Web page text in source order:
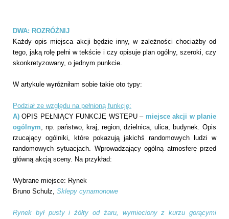
DWA: ROZRÓŻNIJ
Każdy opis miejsca akcji będzie inny, w zależności chociażby od
tego, jaką rolę pełni w tekście i czy opisuje plan ogólny, szeroki, czy
skonkretyzowany, o jednym punkcie.
W artykule wyróżniłam sobie takie oto typy:
Podział ze względu na pełnioną funkcję:
A) OPIS PEŁNIĄCY FUNKCJĘ WSTĘPU – miejsce akcji w planie
ogólnym, np. państwo, kraj, region, dzielnica, ulica, budynek. Opis
rzucający ogólniki, które pokazują jakichś randomowych ludzi w
randomowych sytuacjach. Wprowadzający ogólną atmosferę przed
główną akcją sceny. Na przykład:
Wybrane miejsce: Rynek
Bruno Schulz, Sklepy cynamonowe
Rynek był pusty i żółty od żaru, wymieciony z kurzu gorącymi